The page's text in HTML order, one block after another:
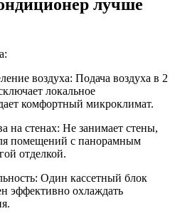
лучше
воздуха: Подача воздуха в 2
локальное
комфортный микроклимат.
на стенах: Не занимает стены,
помещений с панорамным
отделкой.
Один кассетный блок
эффективно охлаждать